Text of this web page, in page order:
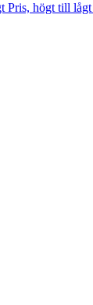
Pris, högt till lågt